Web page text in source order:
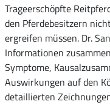
Trageerschöpfte
den Pferdebesitzern
ergreifen müssen. Dr.
Informationen
Symptome,
Auswirkungen auf den
detaillierten